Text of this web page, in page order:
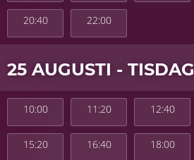
20:40 22:00
25 AUGUSTI - TISDAG
10:00 11:20 12:40
15:20 16:40 18:00